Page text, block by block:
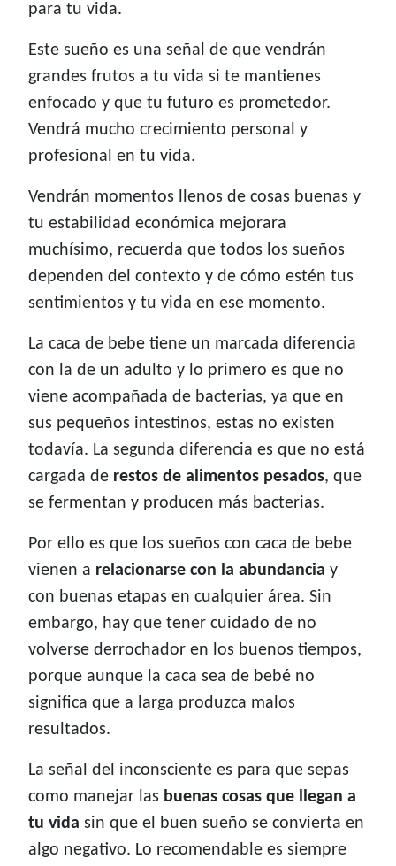
para tu vida.
Este sueño es una señal de que vendrán
grandes frutos a tu vida si te mantienes
enfocado y que tu futuro es prometedor.
Vendrá mucho crecimiento personal y
profesional en tu vida.
Vendrán momentos llenos de cosas buenas y
tu estabilidad económica mejorara
muchísimo, recuerda que todos los sueños
dependen del contexto y de cómo estén tus
sentimientos y tu vida en ese momento.
La caca de bebe tiene un marcada diferencia
con la de un adulto y lo primero es que no
viene acompañada de bacterias, ya que en
sus pequeños intestinos, estas no existen
todavía. La segunda diferencia es que no está
cargada de restos de alimentos pesados, que
se fermentan y producen más bacterias.
Por ello es que los sueños con caca de bebe
vienen a relacionarse con la abundancia y
con buenas etapas en cualquier área. Sin
embargo, hay que tener cuidado de no
volverse derrochador en los buenos tiempos,
porque aunque la caca sea de bebé no
significa que a larga produzca malos
resultados.
La señal del inconsciente es para que sepas
como manejar las buenas cosas que llegan a
tu vida sin que el buen sueño se convierta en
algo negativo. Lo recomendable es siempre